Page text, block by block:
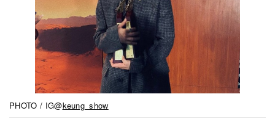
PHOTO / IG@keung_show